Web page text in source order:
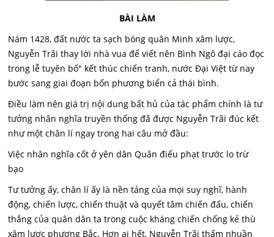
BÀI LÀM
Nám 1428, đất nước ta sạch bóng quân Minh xâm lược,
Nguyễn Trãi thay lời nhà vua để viết nên Bình Ngô đại cáo đọc
trong lễ tuyên bố" kết thúc chiến tranh, nước Đại Việt từ nay
bước sang giai đoạn bốn phương biển cả thái bình.
Điều làm nên giá trị nội dung bất hủ của tác phẩm chính là tư
tưởng nhân nghĩa truyền thống đã được Nguyễn Trãi đúc kết
như một chân lí ngay trong hai câu mở đầu:
Việc nhân nghĩa cốt ở yên dân Quân điếu phạt trước lo trừ
bạo
Tư tưởng ấy, chân lí ấy là nền tảng của mọi suy nghĩ, hành
động, chiến lược, chiến thuật và quyết tâm chiến đấu, chiến
thắng của quân dân ta trong cuộc kháng chiến chống kẻ thù
xâm lược phương Bắc. Hơn ai hết, Nguyễn Trãi thấm nhuần